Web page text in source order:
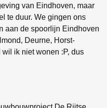
van Eindhoven, maar
te duur. We gingen ons
aan de spoorlijn Eindhoven
Deurne, Horst-
ik niet wonen :P, dus